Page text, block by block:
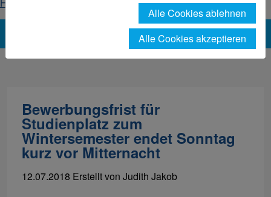
Bewerbungsfrist für
Studienplatz zum
Wintersemester endet Sonntag
kurz vor Mitternacht
12.07.2018 Erstellt von Judith Jakob
Alle Cookies ablehnen
Alle Cookies akzeptieren